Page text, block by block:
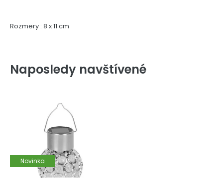
Rozmery : 8 x 11 cm
Naposledy navštívené
Novinka